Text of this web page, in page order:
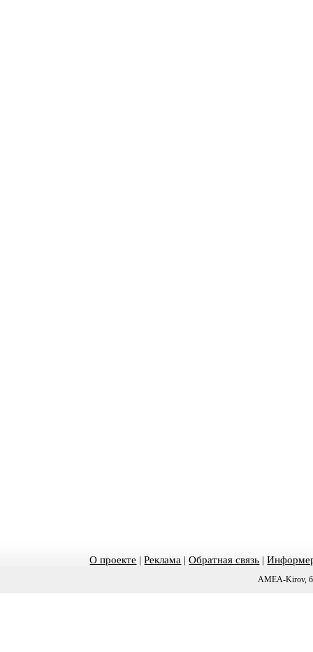
О проекте |Реклама |Обратная связь |
AMEA-Kirov,